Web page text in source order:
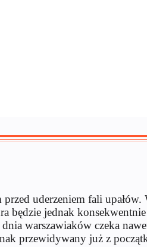
uderzeniem fali upałów.
jednak konsekwentnie
warszawiaków czeka
przewidywany już z